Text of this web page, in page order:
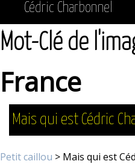
Cédric Charbonnel
Mot-Clé de
France
Mais qui est Cédric
Petit caillou > Mais qui est